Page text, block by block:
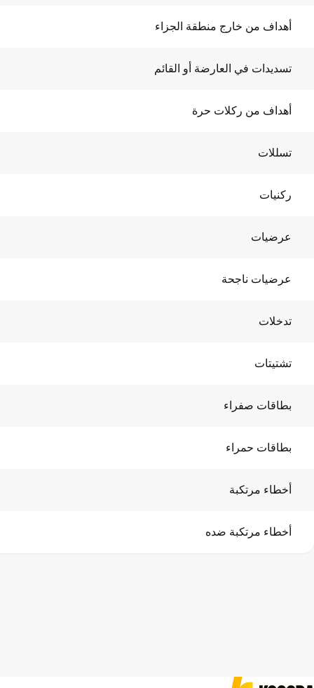
أهداف من خارج منطقة الجزاء
تسديدات في العارضة أو القائم
أهداف من ركلات حرة
تسللات
ركنيات
عرضيات
عرضيات ناجحة
تدخلات
تشتيتات
بطاقات صفراء
بطاقات حمراء
أخطاء مرتكبة
أخطاء مرتكبة ضده